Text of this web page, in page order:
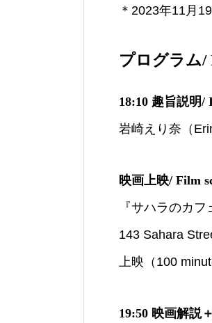
＊2023年11月
プログラム/
18:10 趣旨説明/
岩崎えり奈（
映画上映/ Film
『サハラのカフ
143 Sahara
上映（100
19:50 映画解説